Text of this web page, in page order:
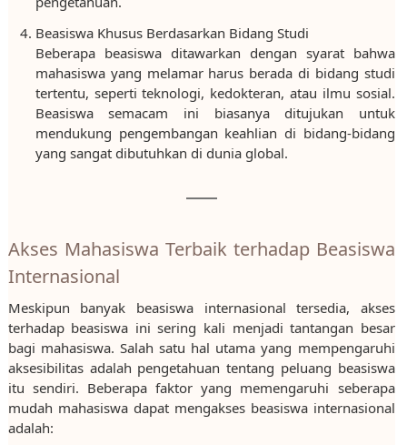
Beasiswa Khusus Berdasarkan Bidang Studi
Beberapa beasiswa ditawarkan dengan syarat bahwa
mahasiswa yang melamar harus berada di bidang studi
tertentu, seperti teknologi, kedokteran, atau ilmu sosial.
Beasiswa semacam ini biasanya ditujukan untuk
mendukung pengembangan keahlian di bidang-bidang
yang sangat dibutuhkan di dunia global.
Akses Mahasiswa Terbaik terhadap Beasiswa
Internasional
Meskipun banyak beasiswa internasional tersedia, akses
terhadap beasiswa ini sering kali menjadi tantangan besar
bagi mahasiswa. Salah satu hal utama yang mempengaruhi
aksesibilitas adalah pengetahuan tentang peluang beasiswa
itu sendiri. Beberapa faktor yang memengaruhi seberapa
mudah mahasiswa dapat mengakses beasiswa internasional
adalah: